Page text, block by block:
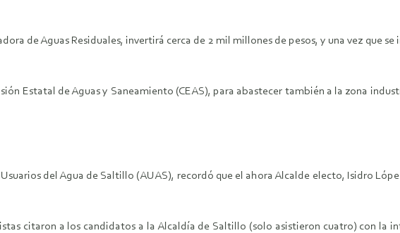
de Aguas Residuales, invertirá cerca de 2 mil millones de pesos, y una vez que
Estatal de Aguas y Saneamiento (CEAS), para abastecer también a la zona
del Agua de Saltillo (AUAS), recordó que el ahora Alcalde electo, Isidro
citaron a los candidatos a la Alcaldía de Saltillo (solo asistieron cuatro) con la